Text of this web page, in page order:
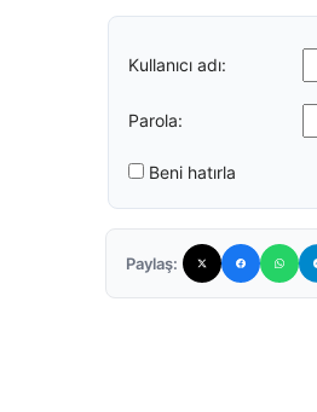
Kullanıcı adı:
Parola:
Beni hatırla
Paylaş: